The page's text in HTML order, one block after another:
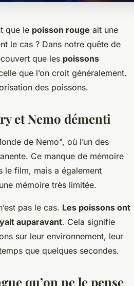
que le poisson rouge ait une
le cas ? Dans notre quête de
que les poissons
que l’on croit généralement.
des poissons.
et Nemo démenti
de Nemo", où l’un des
Ce manque de mémoire
le film, mais a également
mémoire très limitée.
pas le cas. Les poissons ont
auparavant. Cela signifie
sur leur environnement, leur
que quelques secondes.
qu’on ne le pense